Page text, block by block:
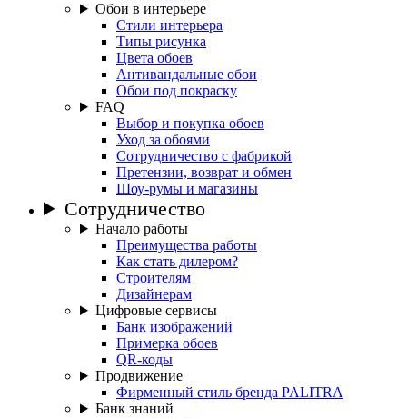
Обои в интерьере
Стили интерьера
Типы рисунка
Цвета обоев
Антивандальные обои
Обои под покраску
FAQ
Выбор и покупка обоев
Уход за обоями
Сотрудничество с фабрикой
Претензии, возврат и обмен
Шоу-румы и магазины
Сотрудничество
Начало работы
Преимущества работы
Как стать дилером?
Строителям
Дизайнерам
Цифровые сервисы
Банк изображений
Примерка обоев
QR-коды
Продвижение
Фирменный стиль бренда PALITRA
Банк знаний